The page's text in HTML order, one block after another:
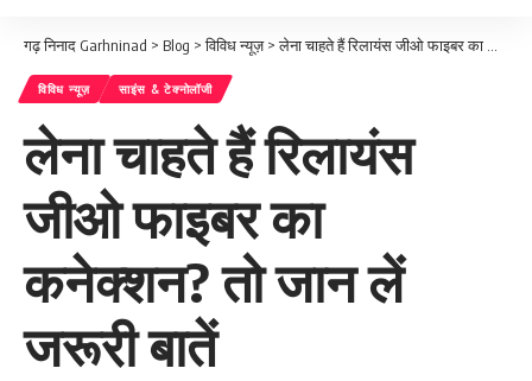
गढ़ निनाद Garhninad > Blog >विविध न्यूज़>लेना चाहते हैं रिलायंस जीओ फाइबर का कनेक्शन? तो जान लें जरूरी बातें
विविध न्यूज़ साइंस & टेक्नोलॉजी
लेना चाहते हैं रिलायंस
जीओ फाइबर का
कनेक्शन? तो जान लें
जरूरी बातें